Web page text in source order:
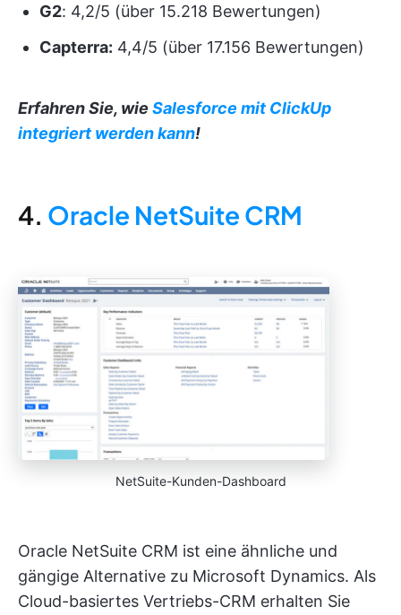
G2: 4,2/5 (über 15.218 Bewertungen)
Capterra: 4,4/5 (über 17.156 Bewertungen)
Erfahren Sie, wie Salesforce mit ClickUp
integriert werden kann!
4. Oracle NetSuite CRM
NetSuite-Kunden-Dashboard
Oracle NetSuite CRM ist eine ähnliche und
gängige Alternative zu Microsoft Dynamics. Als
Cloud-basiertes Vertriebs-CRM erhalten Sie